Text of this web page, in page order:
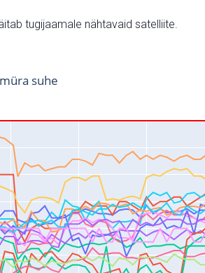
tugijaamale nähtavaid satelliite.